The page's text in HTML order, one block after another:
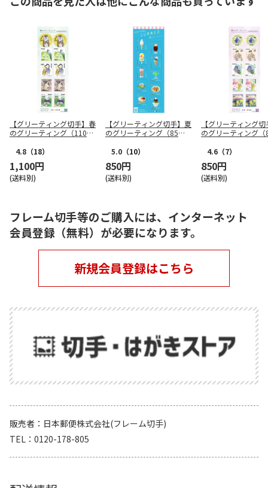
【グリーティング切手】春
のグリーティング（110
4.8 （18）
1,100円
(送料別)
【グリーティング切手】夏
のグリーティング（85
5.0 （10）
850円
(送料別)
【グリーティング
のグリーティング（
4.6 （7）
850円
(送料別)
フレーム切手等のご購入には、インターネット
会員登録（無料）が必要になります。
新規会員登録はこちら
販売者
日本郵便株式会社(フレーム切手)
TEL
0120-178-805